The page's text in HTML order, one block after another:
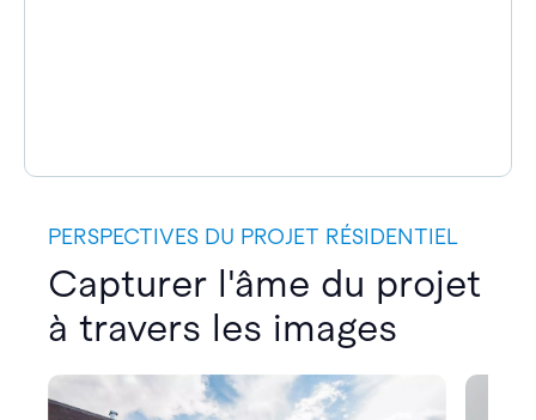
PERSPECTIVES DU PROJET RÉSIDENTIEL
Capturer l'âme du projet
à travers les images